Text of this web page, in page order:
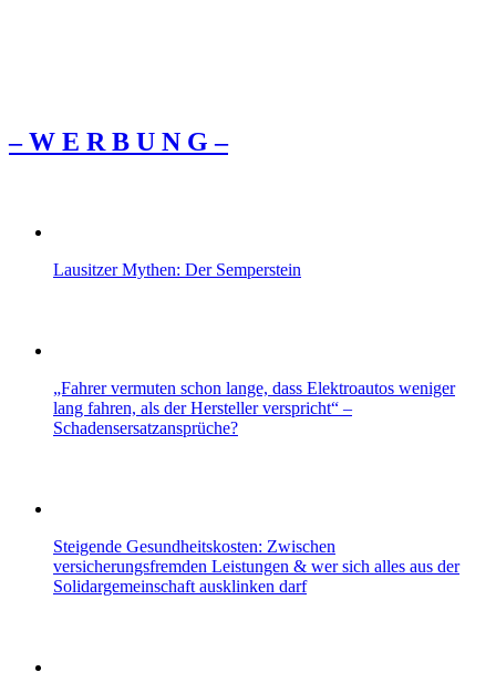
– W Ε R Β U Ν G –
Lausitzer Mythen: Der Semperstein
„Fahrer vermuten schon lange, dass Elektroautos weniger
lang fahren, als der Hersteller verspricht“ –
Schadensersatzansprüche?
Steigende Gesundheitskosten: Zwischen
versicherungsfremden Leistungen & wer sich alles aus der
Solidargemeinschaft ausklinken darf